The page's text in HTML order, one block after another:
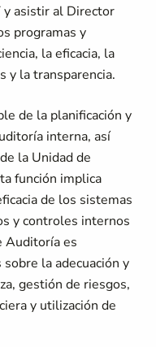
y asistir al Director
programas y
la eficacia, la
y la transparencia.
de la planificación y
interna, así
la Unidad de
función implica
de los sistemas
y controles internos
Auditoría es
la adecuación y
gestión de riesgos,
y utilización de